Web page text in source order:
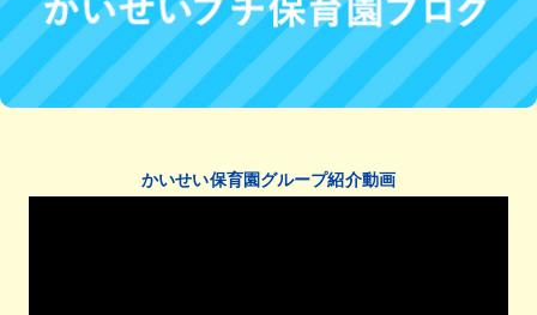
かいせい保育園グループ紹介動画